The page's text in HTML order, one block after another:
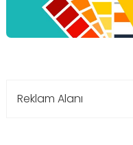
Reklam Alanı